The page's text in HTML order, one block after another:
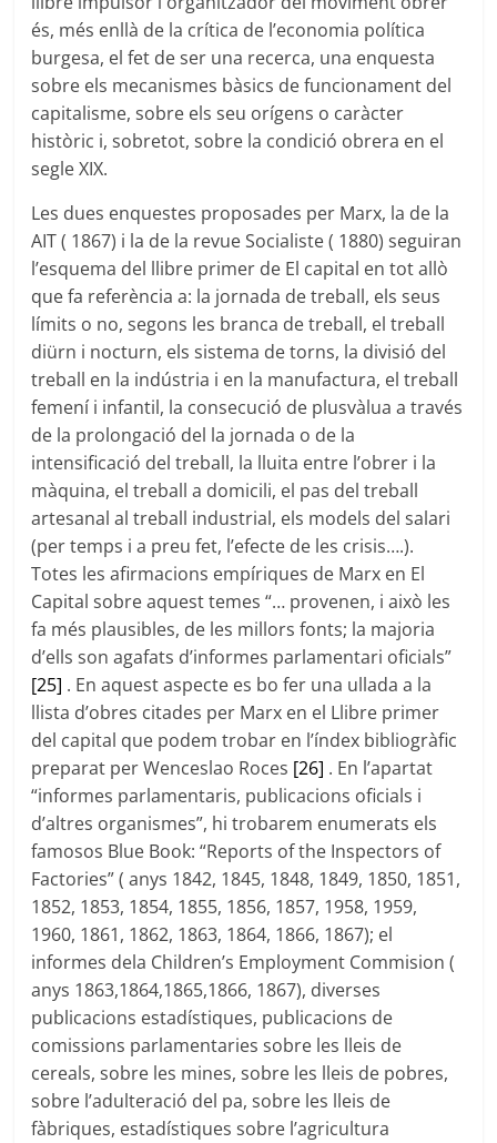
és, més enllà de la crítica de l’economia política
burgesa, el fet de ser una recerca, una enquesta
sobre els mecanismes bàsics de funcionament del
capitalisme, sobre els seu orígens o caràcter
històric i, sobretot, sobre la condició obrera en el
segle XIX.
Les dues enquestes proposades per Marx, la de la
AIT ( 1867) i la de la revue Socialiste ( 1880) seguiran
l’esquema del llibre primer de El capital en tot allò
que fa referència a: la jornada de treball, els seus
límits o no, segons les branca de treball, el treball
diürn i nocturn, els sistema de torns, la divisió del
treball en la indústria i en la manufactura, el treball
femení i infantil, la consecució de plusvàlua a través
de la prolongació del la jornada o de la
intensificació del treball, la lluita entre l’obrer i la
màquina, el treball a domicili, el pas del treball
artesanal al treball industrial, els models del salari
(per temps i a preu fet, l’efecte de les crisis….).
Totes les afirmacions empíriques de Marx en El
Capital sobre aquest temes “… provenen, i això les
fa més plausibles, de les millors fonts; la majoria
d’ells son agafats d’informes parlamentari oficials”
[25] . En aquest aspecte es bo fer una ullada a la
llista d’obres citades per Marx en el Llibre primer
del capital que podem trobar en l’índex bibliogràfic
preparat per Wenceslao Roces [26] . En l’apartat
“informes parlamentaris, publicacions oficials i
d’altres organismes”, hi trobarem enumerats els
famosos Blue Book: “Reports of the Inspectors of
Factories” ( anys 1842, 1845, 1848, 1849, 1850, 1851,
1852, 1853, 1854, 1855, 1856, 1857, 1958, 1959,
1960, 1861, 1862, 1863, 1864, 1866, 1867); el
informes dela Children’s Employment Commision (
anys 1863,1864,1865,1866, 1867), diverses
publicacions estadístiques, publicacions de
comissions parlamentaries sobre les lleis de
cereals, sobre les mines, sobre les lleis de pobres,
sobre l’adulteració del pa, sobre les lleis de
fàbriques, estadístiques sobre l’agricultura